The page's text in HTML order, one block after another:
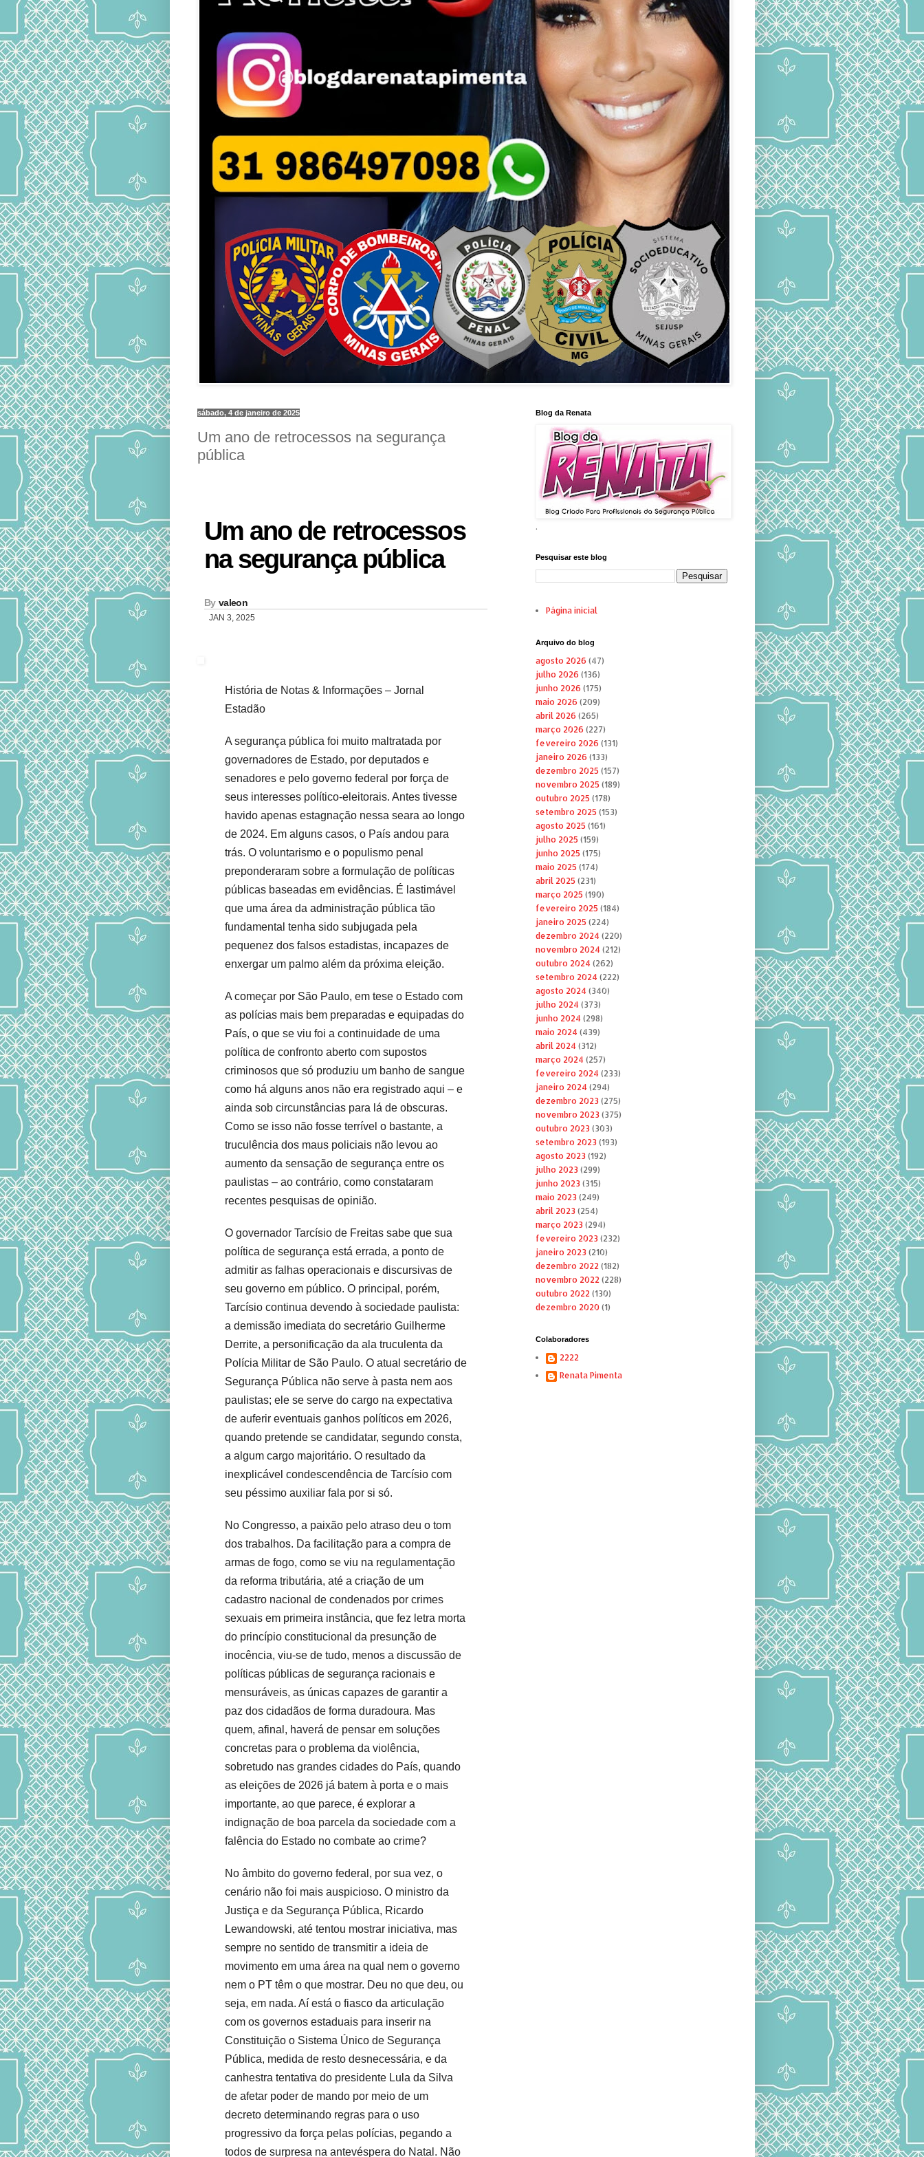
sábado, 4 de janeiro de 2025
Um ano de retrocessos na segurança
pública
Um ano de retrocessos
na segurança pública
By valeon
JAN 3, 2025
História de Notas & Informações – Jornal
Estadão
A segurança pública foi muito maltratada por
governadores de Estado, por deputados e
senadores e pelo governo federal por força de
seus interesses político-eleitorais. Antes tivesse
havido apenas estagnação nessa seara ao longo
de 2024. Em alguns casos, o País andou para
trás. O voluntarismo e o populismo penal
preponderaram sobre a formulação de políticas
públicas baseadas em evidências. É lastimável
que uma área da administração pública tão
fundamental tenha sido subjugada pela
pequenez dos falsos estadistas, incapazes de
enxergar um palmo além da próxima eleição.
A começar por São Paulo, em tese o Estado com
as polícias mais bem preparadas e equipadas do
País, o que se viu foi a continuidade de uma
política de confronto aberto com supostos
criminosos que só produziu um banho de sangue
como há alguns anos não era registrado aqui – e
ainda sob circunstâncias para lá de obscuras.
Como se isso não fosse terrível o bastante, a
truculência dos maus policiais não levou ao
aumento da sensação de segurança entre os
paulistas – ao contrário, como constataram
recentes pesquisas de opinião.
O governador Tarcísio de Freitas sabe que sua
política de segurança está errada, a ponto de
admitir as falhas operacionais e discursivas de
seu governo em público. O principal, porém,
Tarcísio continua devendo à sociedade paulista:
a demissão imediata do secretário Guilherme
Derrite, a personificação da ala truculenta da
Polícia Militar de São Paulo. O atual secretário de
Segurança Pública não serve à pasta nem aos
paulistas; ele se serve do cargo na expectativa
de auferir eventuais ganhos políticos em 2026,
quando pretende se candidatar, segundo consta,
a algum cargo majoritário. O resultado da
inexplicável condescendência de Tarcísio com
seu péssimo auxiliar fala por si só.
No Congresso, a paixão pelo atraso deu o tom
dos trabalhos. Da facilitação para a compra de
armas de fogo, como se viu na regulamentação
da reforma tributária, até a criação de um
cadastro nacional de condenados por crimes
sexuais em primeira instância, que fez letra morta
do princípio constitucional da presunção de
inocência, viu-se de tudo, menos a discussão de
políticas públicas de segurança racionais e
mensuráveis, as únicas capazes de garantir a
paz dos cidadãos de forma duradoura. Mas
quem, afinal, haverá de pensar em soluções
concretas para o problema da violência,
sobretudo nas grandes cidades do País, quando
as eleições de 2026 já batem à porta e o mais
importante, ao que parece, é explorar a
indignação de boa parcela da sociedade com a
falência do Estado no combate ao crime?
No âmbito do governo federal, por sua vez, o
cenário não foi mais auspicioso. O ministro da
Justiça e da Segurança Pública, Ricardo
Lewandowski, até tentou mostrar iniciativa, mas
sempre no sentido de transmitir a ideia de
movimento em uma área na qual nem o governo
nem o PT têm o que mostrar. Deu no que deu, ou
seja, em nada. Aí está o fiasco da articulação
com os governos estaduais para inserir na
Constituição o Sistema Único de Segurança
Pública, medida de resto desnecessária, e da
canhestra tentativa do presidente Lula da Silva
de afetar poder de mando por meio de um
decreto determinando regras para o uso
progressivo da força pelas polícias, pegando a
todos de surpresa na antevéspera do Natal. Não
Blog da Renata
.
Pesquisar este blog
Página inicial
Arquivo do blog
agosto 2026 (47)
julho 2026 (136)
junho 2026 (175)
maio 2026 (209)
abril 2026 (265)
março 2026 (227)
fevereiro 2026 (131)
janeiro 2026 (133)
dezembro 2025 (157)
novembro 2025 (189)
outubro 2025 (178)
setembro 2025 (153)
agosto 2025 (161)
julho 2025 (159)
junho 2025 (175)
maio 2025 (174)
abril 2025 (231)
março 2025 (190)
fevereiro 2025 (184)
janeiro 2025 (224)
dezembro 2024 (220)
novembro 2024 (212)
outubro 2024 (262)
setembro 2024 (222)
agosto 2024 (340)
julho 2024 (373)
junho 2024 (298)
maio 2024 (439)
abril 2024 (312)
março 2024 (257)
fevereiro 2024 (233)
janeiro 2024 (294)
dezembro 2023(275)
novembro 2023(375)
outubro 2023(303)
setembro 2023(193)
agosto 2023(192)
julho 2023(299)
junho 2023(315)
maio 2023(249)
abril 2023(254)
março 2023(294)
fevereiro 2023(232)
janeiro 2023(210)
dezembro 2022(182)
novembro 2022(228)
outubro 2022(130)
dezembro 2020(1)
Colaboradores
2222
Renata Pimenta